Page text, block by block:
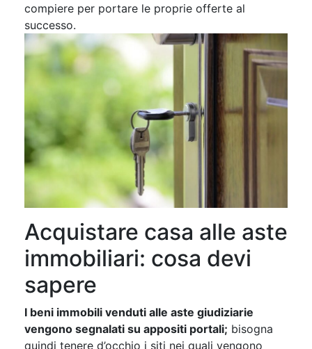
compiere per portare le proprie offerte al
successo.
Acquistare casa alle aste
immobiliari: cosa devi
sapere
I beni immobili venduti alle aste giudiziarie
vengono segnalati su appositi portali; bisogna
quindi tenere d’occhio i siti nei quali vengono